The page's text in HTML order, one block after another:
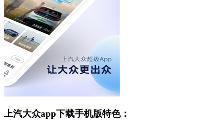
上汽大众app下载手机版特色：